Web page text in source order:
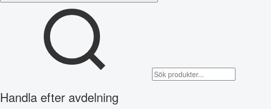
Handla efter avdelning